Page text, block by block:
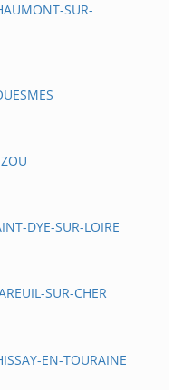
SUR-
DYE-SUR-LOIRE
SUR-CHER
EN-TOURAINE